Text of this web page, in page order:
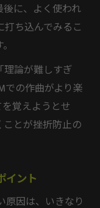
に、よく使われ
ち込んでみるこ
理論が難しすぎ
での作曲がより楽
覚えようとせ
とが挫折防止の
イント
原因は、いきなり